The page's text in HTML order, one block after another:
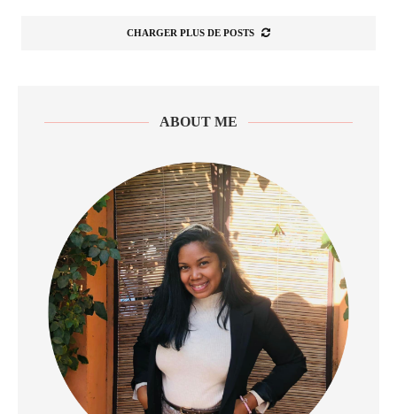
CHARGER PLUS DE POSTS
ABOUT ME